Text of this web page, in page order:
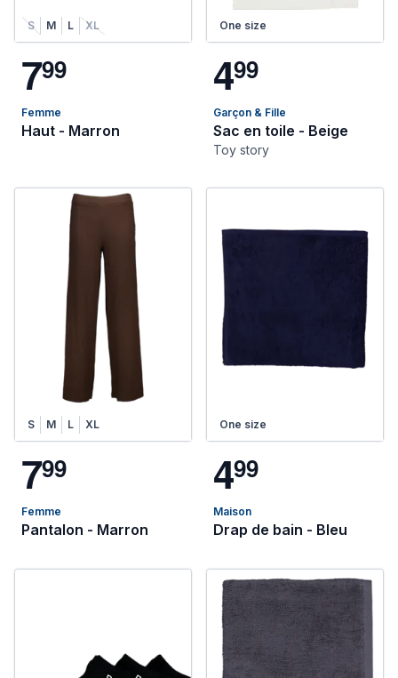
S M L XL
799
Femme
Haut - Marron
One size
499
Garçon & Fille
Sac en toile - Beige
Toy story
S M L XL
799
Femme
Pantalon - Marron
One size
499
Maison
Drap de bain - Bleu